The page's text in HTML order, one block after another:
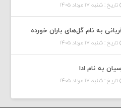
تاریخ : شنبه ۱۷ مرداد ۱۴۰۵
به نام گل‌های باران خورده
تاریخ : شنبه ۱۷ مرداد ۱۴۰۵
به نام ادا
تاریخ : شنبه ۱۷ مرداد ۱۴۰۵